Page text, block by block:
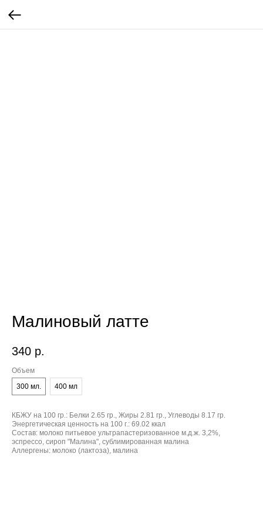
Малиновый латте
340 р.
Объем
300 мл.
400 мл
КБЖУ на 100 гр.: Белки 2.65 гр., Жиры 2.81 гр., Углеводы 8.17 гр.
Энергетическая ценность на 100 г.: 69.02 ккал
Состав: молоко питьевое ультрапастеризованное м.д.ж. 3,2%,
эспрессо, сироп "Малина", сублимированная малина
Аллергены: молоко (лактоза), малина